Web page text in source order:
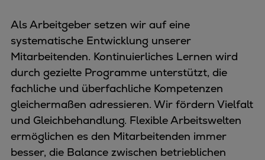
Als Arbeitgeber setzen wir auf eine
systematische Entwicklung unserer
Mitarbeitenden. Kontinuierliches Lernen wird
durch gezielte Programme unterstützt, die
fachliche und überfachliche Kompetenzen
gleichermaßen adressieren. Wir fördern Vielfalt
und Gleichbehandlung. Flexible Arbeitswelten
ermöglichen es den Mitarbeitenden immer
besser, die Balance zwischen betrieblichen